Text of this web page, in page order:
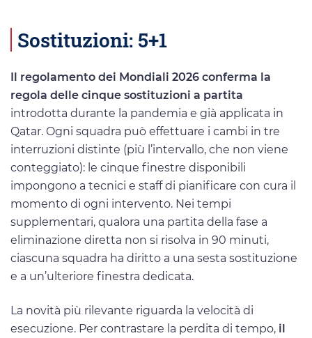
Sostituzioni: 5+1
Il regolamento dei Mondiali 2026 conferma la
regola delle cinque sostituzioni a partita
introdotta durante la pandemia e già applicata in
Qatar. Ogni squadra può effettuare i cambi in tre
interruzioni distinte (più l’intervallo, che non viene
conteggiato): le cinque finestre disponibili
impongono a tecnici e staff di pianificare con cura il
momento di ogni intervento. Nei tempi
supplementari, qualora una partita della fase a
eliminazione diretta non si risolva in 90 minuti,
ciascuna squadra ha diritto a una sesta sostituzione
e a un’ulteriore finestra dedicata.
La novità più rilevante riguarda la velocità di
esecuzione. Per contrastare la perdita di tempo, il